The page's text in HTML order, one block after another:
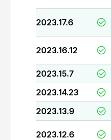
2023.17.6
2023.16.12
2023.15.7
2023.14.23
2023.13.9
2023.12.6